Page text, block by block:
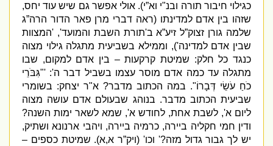
כגילוי חיבור תורה ובנ"י וא”י).אולי אפשר גם שיש עוד יחס,
שזהו בין אדם למדינתו(ראה דברי מרן פאר הדור הרה”ג
שלמה גורן זצוק”ל זיע”א ב תורת השבת והמועד', 'המצוות
שבין אדם למדינה'),וממילא בשביעית מתגלה גילוי מצוה
כנגד כל חלק:שמיטת קרקעות – בין אדם למקום,שבו
מתגלה עד כמה אדם מוסר עצמו בשביל דבר ה ': '" גִּבֹּרֵי
כֹחַ עֹשֵׂי דְּבָרוֹ".במה הכתוב מדבר?א "ר יצחק:בשומרי
שביעית הכתוב מדבר.בנוהג שבעולם אדם עושה מצוה
ליום א ',לשבת אחת,לחודש א ',שמא לשאר ימות השנה?
ודין חמי חקליה ביירה,כרמיה ביירה,ויהבי ארנונא ושתיק,
יש לך גבור גדול מזה?'וכו ' (ויק”ר א א).שמיטת כספים –